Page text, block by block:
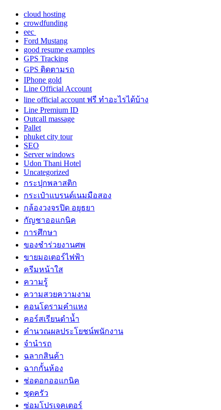
cloud hosting
crowdfunding
eec
Ford Mustang
good resume examples
GPS Tracking
GPS ติดตามรถ
IPhone gold
Line Official Account
line official account ฟรี ทําอะไรได้บ้าง
Line Premium ID
Outcall massage
Pallet
phuket city tour
SEO
Server windows
Udon Thani Hotel
Uncategorized
กระปุกพลาสติก
กระเป๋าแบรนด์เนมมือสอง
กล้องวงจรปิด อยุธยา
กัญชาออแกนิค
การศึกษา
ของชำร่วยงานศพ
ขายมอเตอร์ไฟฟ้า
ครีมหน้าใส
ความรู้
ความสวยความงาม
คอนโดรามคำแหง
คอร์สเรียนดำน้ำ
คำนวณผลประโยชน์พนักงาน
จำนำรถ
ฉลากสินค้า
ฉากกั้นห้อง
ช่อดอกออแกนิค
ชุดครัว
ซ่อมโปรเจคเตอร์